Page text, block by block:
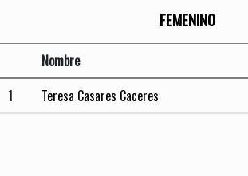
FEMENINO
Nombre
1
Teresa Casares Caceres